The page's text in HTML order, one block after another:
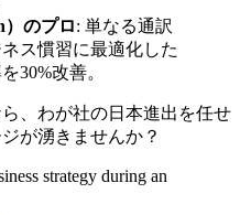
）のプロ: 単なる通訳
ス慣習に最適化した
30%改善。
、わが社の日本進出を任せ
が湧きませんか？